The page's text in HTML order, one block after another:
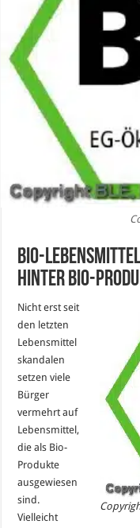
Bio-
hinter Bio-
Nicht erst seit
den letzten
Lebensmittel
skandalen
setzen viele
Bürger
vermehrt auf
Lebensmittel,
die als Bio-
Produkte
ausgewiesen
sind.
Vielleicht